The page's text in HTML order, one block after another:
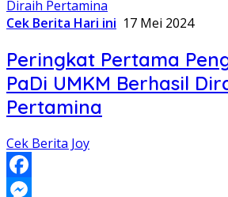
Cek Berita Hari ini 17 Mei 2024
Peringkat Pertama
PaDi UMKM Berhasil
Pertamina
Cek Berita Joy
Facebook